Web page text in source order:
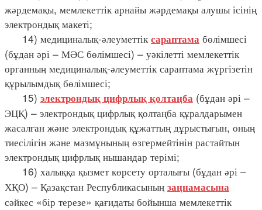
жәрдемақы, мемлекеттік арнайы жәрдемақы алушы ісінің
электрондық макеті;
14) медициналық-әлеуметтік сараптама бөлімшесі
(бұдан әрі – МӘС бөлімшесі) – уәкілетті мемлекеттік
органның медициналық-әлеуметтік сараптама жүргізетін
құрылымдық бөлімшесі;
15) электрондық цифрлық қолтаңба (бұдан әрі –
ЭЦҚ) – электрондық цифрлық қолтаңба құралдарымен
жасалған және электрондық құжаттың дұрыстығын, оның
тиесілігін және мазмұнының өзгермейтінін растайтын
электрондық цифрлық нышандар терімі;
16) халыққа қызмет көрсету орталығы (бұдан әрі –
ХҚО) – Қазақстан Республикасының заңнамасына
сәйкес «бір терезе» қағидаты бойынша мемлекеттік